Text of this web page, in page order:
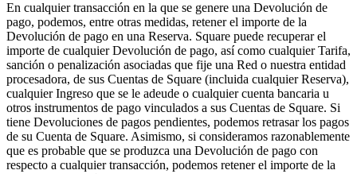
En cualquier transacción en la que se genere una Devolución de
pago, podemos, entre otras medidas, retener el importe de la
Devolución de pago en una Reserva. Square puede recuperar el
importe de cualquier Devolución de pago, así como cualquier Tarifa,
sanción o penalización asociadas que fije una Red o nuestra entidad
procesadora, de sus Cuentas de Square (incluida cualquier Reserva),
cualquier Ingreso que se le adeude o cualquier cuenta bancaria u
otros instrumentos de pago vinculados a sus Cuentas de Square. Si
tiene Devoluciones de pagos pendientes, podemos retrasar los pagos
de su Cuenta de Square. Asimismo, si consideramos razonablemente
que es probable que se produzca una Devolución de pago con
respecto a cualquier transacción, podemos retener el importe de la